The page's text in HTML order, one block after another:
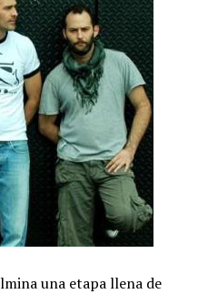
una etapa llena de